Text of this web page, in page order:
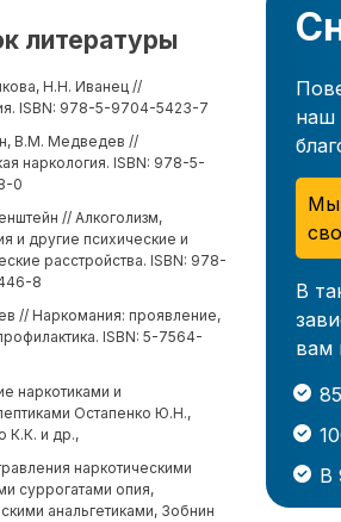
литературы
Н.Н. Иванец //
ISBN: 978-5-9704-5423-7
В.М. Медведев //
наркология. ISBN: 978-5-
0
// Алкоголизм,
и другие психические и
расстройства. ISBN: 978-
8
// Наркомания: проявление,
ISBN: 5-7564-
наркотиками и
Остапенко Ю.Н.,
К.К. и др.,
наркотическими
суррогатами опия,
анальгетиками, Зобнин
наш
Мы
В
вам
В